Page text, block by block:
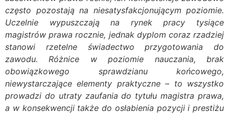
często pozostają na niesatysfakcjonującym poziomie.
Uczelnie wypuszczają na rynek pracy tysiące
magistrów prawa rocznie, jednak dyplom coraz rzadziej
stanowi rzetelne świadectwo przygotowania do
zawodu. Różnice w poziomie nauczania, brak
obowiązkowego sprawdzianu końcowego,
niewystarczające elementy praktyczne – to wszystko
prowadzi do utraty zaufania do tytułu magistra prawa,
a w konsekwencji także do osłabienia pozycji i prestiżu